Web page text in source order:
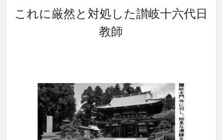
これに厳然と対処した讃岐十六代日
教師